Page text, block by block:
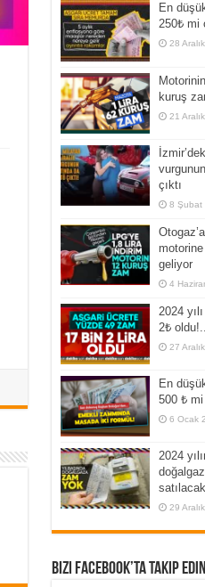
En
250₺ mi
28
kuruş
21
çıktı
8 Şubat
geliyor
4
2024
2₺ oldu!..
27
En
500 ₺
6 Ocak
2024
29
Bizi Facebook’ta Takip Edin